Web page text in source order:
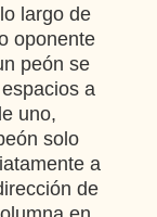
largo de
oponente
peón se
a
uno,
solo
a
de